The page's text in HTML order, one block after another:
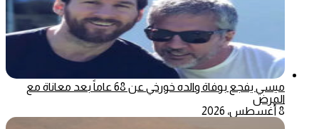
ميسي يفجع بوفاة والده خورخي عن 68 عاماً بعد معاناة مع
المرض
8 أغسطس، 2026